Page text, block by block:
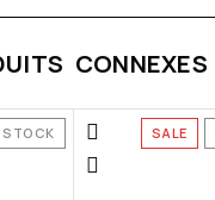
CONNEXES
STOCK SALE